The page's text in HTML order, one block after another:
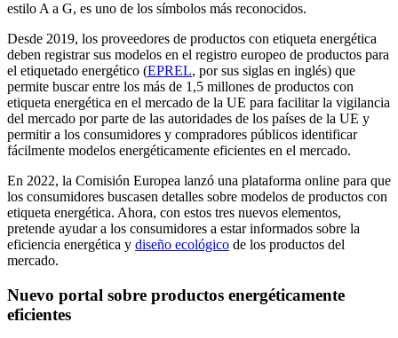
estilo A a G, es uno de los símbolos más reconocidos.
Desde 2019, los proveedores de productos con etiqueta energética
deben registrar sus modelos en el registro europeo de productos para
el etiquetado energético (EPREL, por sus siglas en inglés) que
permite buscar entre los más de 1,5 millones de productos con
etiqueta energética en el mercado de la UE para facilitar la vigilancia
del mercado por parte de las autoridades de los países de la UE y
permitir a los consumidores y compradores públicos identificar
fácilmente modelos energéticamente eficientes en el mercado.
En 2022, la Comisión Europea lanzó una plataforma online para que
los consumidores buscasen detalles sobre modelos de productos con
etiqueta energética. Ahora, con estos tres nuevos elementos,
pretende ayudar a los consumidores a estar informados sobre la
eficiencia energética y diseño ecológico de los productos del
mercado.
Nuevo portal sobre productos energéticamente
eficientes